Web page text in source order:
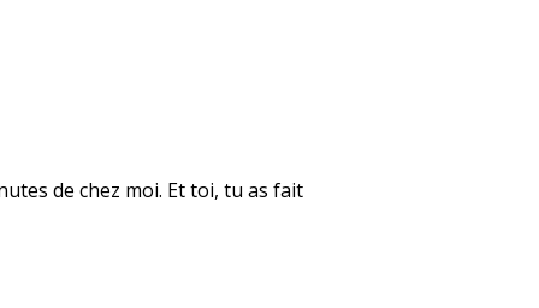
de chez moi. Et toi, tu as fait